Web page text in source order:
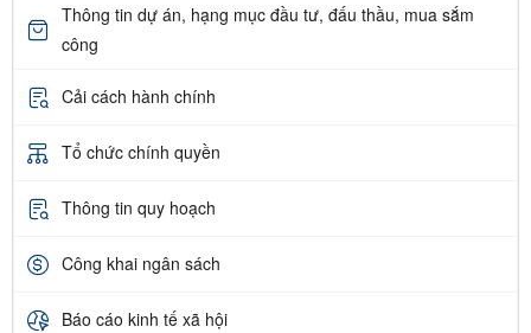
Thông tin dự án, hạng mục đầu tư, đấu thầu, mua sắm
công
Cải cách hành chính
Tổ chức chính quyền
Thông tin quy hoạch
Công khai ngân sách
Báo cáo kinh tế xã hội